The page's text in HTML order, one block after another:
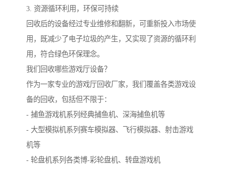
3. 资源循环利用，环保可持续
回收后的设备经过专业维修和翻新，可重新投入市场使
用，既减少了电子垃圾的产生，又实现了资源的循环利
用，符合绿色环保理念。
我们回收哪些游戏厅设备？
作为一家专业的游戏厅回收厂家，我们覆盖各类游戏设
备的回收，包括但不限于：
- 捕鱼游戏机系列经典捕鱼机、深海捕鱼机等
- 大型模拟机系列赛车模拟器、飞行模拟器、射击游戏
机等
- 轮盘机系列各类博-彩轮盘机、转盘游戏机